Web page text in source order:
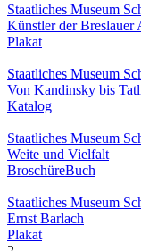
Staatliches Museum
Künstler der Breslauer
Plakat
Staatliches Museum
Von Kandinsky bis
Katalog
Staatliches Museum
Weite und Vielfalt
BroschüreBuch
Staatliches Museum
Ernst Barlach
Plakat